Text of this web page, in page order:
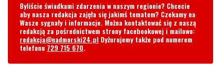
Byliście świadkami zdarzenia w naszym regionie? Chcecie
aby nasza redakcja zajęła się jakimś tematem? Czekamy na
Wasze sygnały i informacje. Można kontaktować się z naszą
redakcją za pośrednictwem strony facebookowej i mailowo:
redakcja@nadmorski24.pl Dyżurujemy także pod numerem
telefonu 729 715 670.